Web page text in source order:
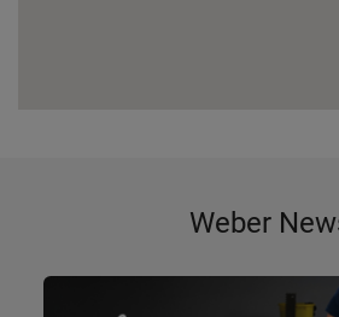
Weber